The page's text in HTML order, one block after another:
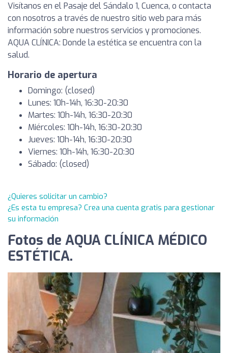
Visítanos en el Pasaje del Sándalo 1, Cuenca, o contacta
con nosotros a través de nuestro sitio web para más
información sobre nuestros servicios y promociones.
AQUA CLÍNICA: Donde la estética se encuentra con la
salud.
Horario de apertura
Domingo: (closed)
Lunes: 10h-14h, 16:30-20:30
Martes: 10h-14h, 16:30-20:30
Miércoles: 10h-14h, 16:30-20:30
Jueves: 10h-14h, 16:30-20:30
Viernes: 10h-14h, 16:30-20:30
Sábado: (closed)
¿Quieres solicitar un cambio?
¿Es esta tu empresa? Crea una cuenta gratis para gestionar
su información
Fotos de AQUA CLÍNICA MÉDICO
ESTÉTICA.